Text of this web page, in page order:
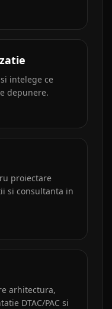
intelege ce
depunere.
proiectare
si consultanta in
arhitectura,
DTAC/PAC si